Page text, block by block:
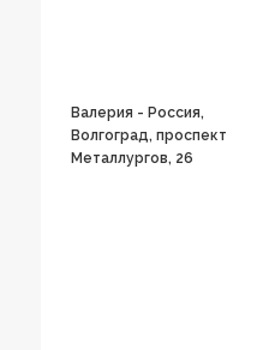
Валерия - Россия,
Волгоград, проспект
Металлургов, 26